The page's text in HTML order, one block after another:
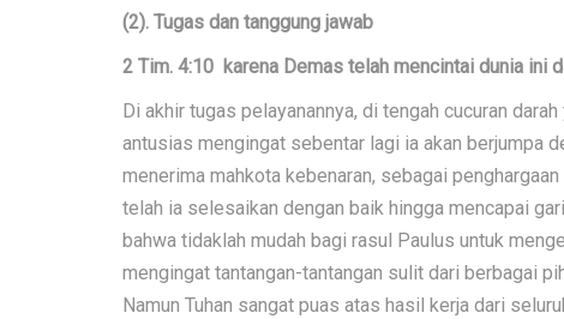
(2). Tugas dan tanggung jawab
2 Tim. 4:10 karena Demas telah mencintai dunia ini
Di akhir tugas pelayanannya, di tengah cucuran
antusias mengingat sebentar lagi ia akan berjumpa
menerima mahkota kebenaran, sebagai
telah ia selesaikan dengan baik hingga mencapai
bahwa tidaklah mudah bagi rasul Paulus untuk
mengingat tantangan-tantangan sulit dari berbagai
Namun Tuhan sangat puas atas hasil kerja dari